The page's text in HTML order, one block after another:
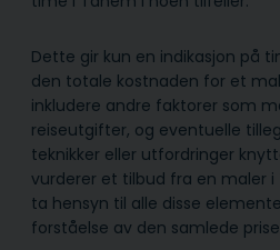
Dette gir kun en indikasjon på
den totale kostnaden for et
inkludere andre faktorer som
reiseutgifter, og eventuelle
teknikker eller utfordringer
vurderer et tilbud fra en maler
ta hensyn til alle disse
forståelse av den samlede